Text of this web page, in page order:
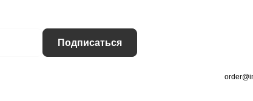
Подписаться